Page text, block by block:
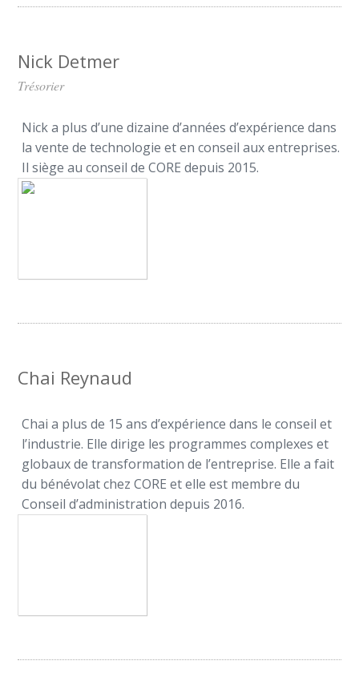
Nick Detmer
Trésorier
Nick a plus d’une dizaine d’années d’expérience dans
la vente de technologie et en conseil aux entreprises.
Il siège au conseil de CORE depuis 2015.
Chai Reynaud
Chai a plus de 15 ans d’expérience dans le conseil et
l’industrie. Elle dirige les programmes complexes et
globaux de transformation de l’entreprise. Elle a fait
du bénévolat chez CORE et elle est membre du
Conseil d’administration depuis 2016.